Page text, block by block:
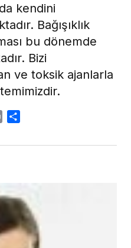
kendini
Bağışıklık
bu dönemde
Bizi
ve toksik ajanlarla
Print